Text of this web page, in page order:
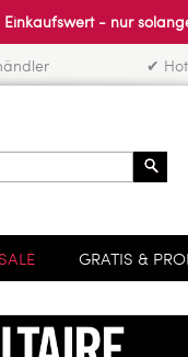
Einkaufswert - nur
✔
SALE GRATIS &